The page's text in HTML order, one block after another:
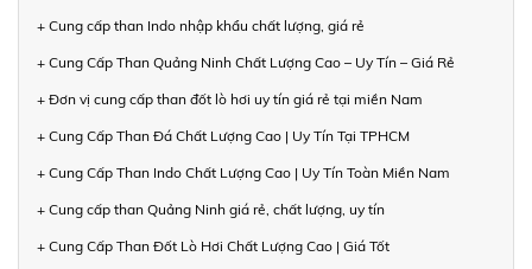
+ Cung cấp than Indo nhập khẩu chất lượng, giá rẻ
+ Cung Cấp Than Quảng Ninh Chất Lượng Cao – Uy Tín – Giá Rẻ
+ Đơn vị cung cấp than đốt lò hơi uy tín giá rẻ tại miền Nam
+ Cung Cấp Than Đá Chất Lượng Cao | Uy Tín Tại TPHCM
+ Cung Cấp Than Indo Chất Lượng Cao | Uy Tín Toàn Miền Nam
+ Cung cấp than Quảng Ninh giá rẻ, chất lượng, uy tín
+ Cung Cấp Than Đốt Lò Hơi Chất Lượng Cao | Giá Tốt